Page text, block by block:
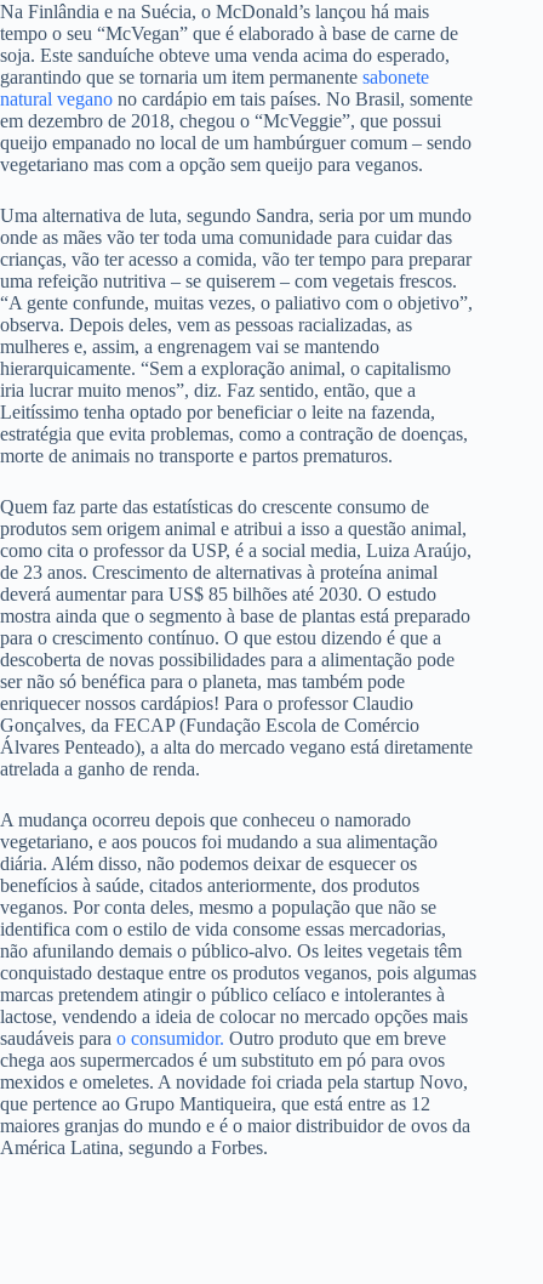
Na Finlândia e na Suécia, o McDonald’s lançou há mais
tempo o seu “McVegan” que é elaborado à base de carne de
soja. Este sanduíche obteve uma venda acima do esperado,
garantindo que se tornaria um item permanente sabonete
natural vegano no cardápio em tais países. No Brasil, somente
em dezembro de 2018, chegou o “McVeggie”, que possui
queijo empanado no local de um hambúrguer comum – sendo
vegetariano mas com a opção sem queijo para veganos.
Uma alternativa de luta, segundo Sandra, seria por um mundo
onde as mães vão ter toda uma comunidade para cuidar das
crianças, vão ter acesso a comida, vão ter tempo para preparar
uma refeição nutritiva – se quiserem – com vegetais frescos.
“A gente confunde, muitas vezes, o paliativo com o objetivo”,
observa. Depois deles, vem as pessoas racializadas, as
mulheres e, assim, a engrenagem vai se mantendo
hierarquicamente. “Sem a exploração animal, o capitalismo
iria lucrar muito menos”, diz. Faz sentido, então, que a
Leitíssimo tenha optado por beneficiar o leite na fazenda,
estratégia que evita problemas, como a contração de doenças,
morte de animais no transporte e partos prematuros.
Quem faz parte das estatísticas do crescente consumo de
produtos sem origem animal e atribui a isso a questão animal,
como cita o professor da USP, é a social media, Luiza Araújo,
de 23 anos. Crescimento de alternativas à proteína animal
deverá aumentar para US$ 85 bilhões até 2030. O estudo
mostra ainda que o segmento à base de plantas está preparado
para o crescimento contínuo. O que estou dizendo é que a
descoberta de novas possibilidades para a alimentação pode
ser não só benéfica para o planeta, mas também pode
enriquecer nossos cardápios! Para o professor Claudio
Gonçalves, da FECAP (Fundação Escola de Comércio
Álvares Penteado), a alta do mercado vegano está diretamente
atrelada a ganho de renda.
A mudança ocorreu depois que conheceu o namorado
vegetariano, e aos poucos foi mudando a sua alimentação
diária. Além disso, não podemos deixar de esquecer os
benefícios à saúde, citados anteriormente, dos produtos
veganos. Por conta deles, mesmo a população que não se
identifica com o estilo de vida consome essas mercadorias,
não afunilando demais o público-alvo. Os leites vegetais têm
conquistado destaque entre os produtos veganos, pois algumas
marcas pretendem atingir o público celíaco e intolerantes à
lactose, vendendo a ideia de colocar no mercado opções mais
saudáveis para o consumidor. Outro produto que em breve
chega aos supermercados é um substituto em pó para ovos
mexidos e omeletes. A novidade foi criada pela startup Novo,
que pertence ao Grupo Mantiqueira, que está entre as 12
maiores granjas do mundo e é o maior distribuidor de ovos da
América Latina, segundo a Forbes.